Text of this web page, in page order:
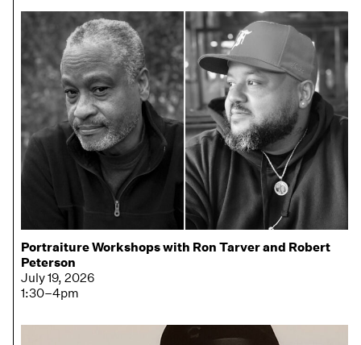
Portraiture Workshops with Ron Tarver and Robert
Peterson
July 19, 2026
1:30–4pm